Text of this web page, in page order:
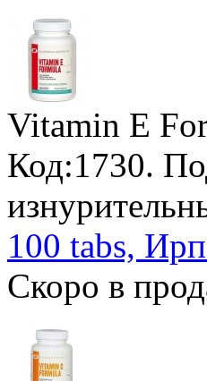
Vitamin E
Код:1730.
100 tabs,
Скоро в